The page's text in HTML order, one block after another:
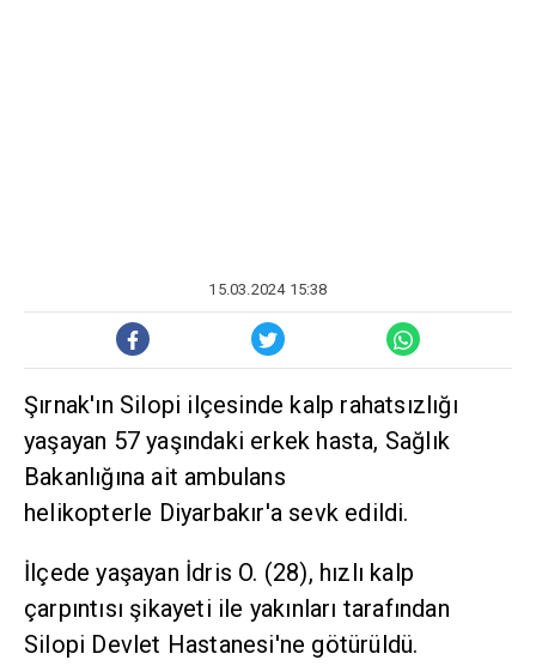
15.03.2024 15:38
Şırnak'ın Silopi ilçesinde kalp rahatsızlığı
yaşayan 57 yaşındaki erkek hasta, Sağlık
Bakanlığına ait ambulans
helikopterle Diyarbakır'a sevk edildi.
İlçede yaşayan İdris O. (28), hızlı kalp
çarpıntısı şikayeti ile yakınları tarafından
Silopi Devlet Hastanesi'ne götürüldü.